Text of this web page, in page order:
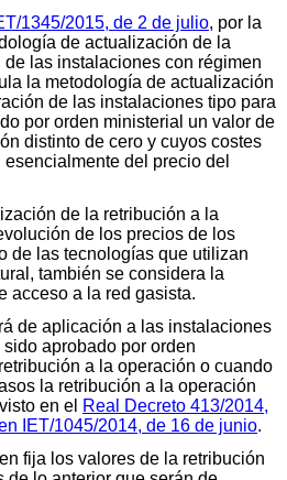
1345/2015, de 2 de julio, por la
de actualización de la
las instalaciones con régimen
la metodología de actualización
de las instalaciones tipo para
por orden ministerial un valor de
distinto de cero y cuyos costes
del precio del
de la retribución a la
de los precios de los
de las tecnologías que utilizan
también se considera la
acceso a la red gasista.
de aplicación a las instalaciones
aprobado por orden
a la operación o cuando
la retribución a la operación
en el Real Decreto 413/2014,
IET/1045/2014, de 16 de junio.
fija los valores de la retribución